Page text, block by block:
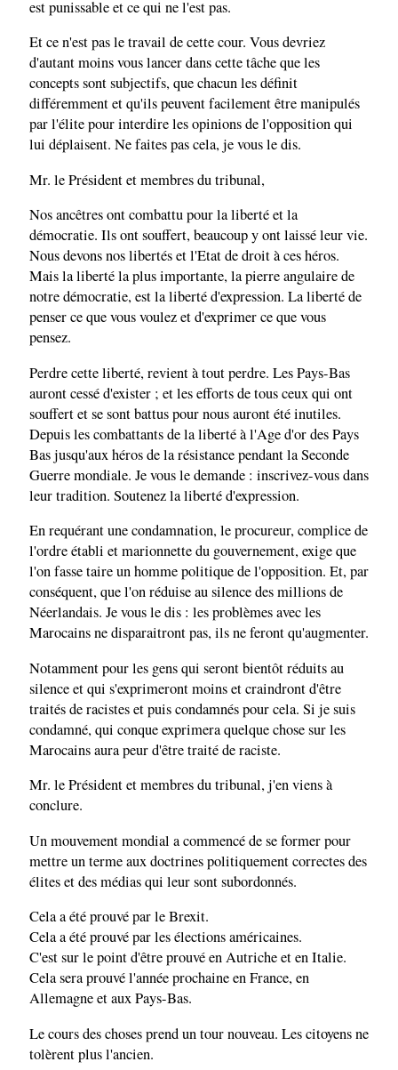
est punissable et ce qui ne l'est pas.
Et ce n'est pas le travail de cette cour. Vous devriez
d'autant moins vous lancer dans cette tâche que les
concepts sont subjectifs, que chacun les définit
différemment et qu'ils peuvent facilement être manipulés
par l'élite pour interdire les opinions de l'opposition qui
lui déplaisent. Ne faites pas cela, je vous le dis.
Mr. le Président et membres du tribunal,
Nos ancêtres ont combattu pour la liberté et la
démocratie. Ils ont souffert, beaucoup y ont laissé leur vie.
Nous devons nos libertés et l'Etat de droit à ces héros.
Mais la liberté la plus importante, la pierre angulaire de
notre démocratie, est la liberté d'expression. La liberté de
penser ce que vous voulez et d'exprimer ce que vous
pensez.
Perdre cette liberté, revient à tout perdre. Les Pays-Bas
auront cessé d'exister ; et les efforts de tous ceux qui ont
souffert et se sont battus pour nous auront été inutiles.
Depuis les combattants de la liberté à l'Age d'or des Pays
Bas jusqu'aux héros de la résistance pendant la Seconde
Guerre mondiale. Je vous le demande : inscrivez-vous dans
leur tradition. Soutenez la liberté d'expression.
En requérant une condamnation, le procureur, complice de
l'ordre établi et marionnette du gouvernement, exige que
l'on fasse taire un homme politique de l'opposition. Et, par
conséquent, que l'on réduise au silence des millions de
Néerlandais. Je vous le dis : les problèmes avec les
Marocains ne disparaitront pas, ils ne feront qu'augmenter.
Notamment pour les gens qui seront bientôt réduits au
silence et qui s'exprimeront moins et craindront d'être
traités de racistes et puis condamnés pour cela. Si je suis
condamné, qui conque exprimera quelque chose sur les
Marocains aura peur d'être traité de raciste.
Mr. le Président et membres du tribunal, j'en viens à
conclure.
Un mouvement mondial a commencé de se former pour
mettre un terme aux doctrines politiquement correctes des
élites et des médias qui leur sont subordonnés.
Cela a été prouvé par le Brexit.
Cela a été prouvé par les élections américaines.
C'est sur le point d'être prouvé en Autriche et en Italie.
Cela sera prouvé l'année prochaine en France, en
Allemagne et aux Pays-Bas.
Le cours des choses prend un tour nouveau. Les citoyens ne
tolèrent plus l'ancien.